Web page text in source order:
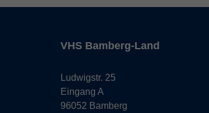
VHS Bamberg-Land
Ludwigstr. 25
Eingang A
96052 Bamberg